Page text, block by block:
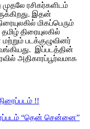
ரசிகர்களிடம்
இதன்
மிகப்பெரும்
திரையுலகில்
படக்குழுவினர்
இப்படத்தின்
அதிகாரப்பூர்வமாக
!!
“தென் சென்னை”